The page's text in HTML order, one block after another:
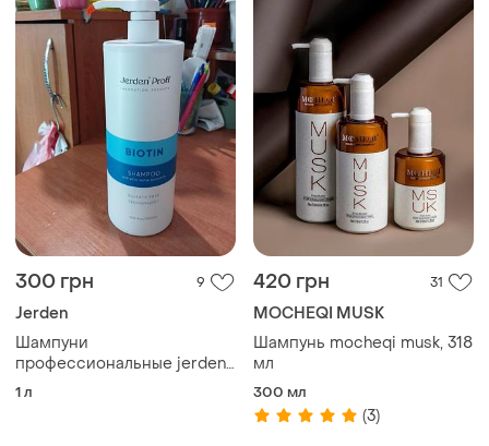
300 грн 9
Jerden
Шампуни
профессиональные jerden
proff
1 л
420 грн 31
MOCHEQI MUSK
Шампунь mocheqi musk, 318
мл
300 мл
(3)